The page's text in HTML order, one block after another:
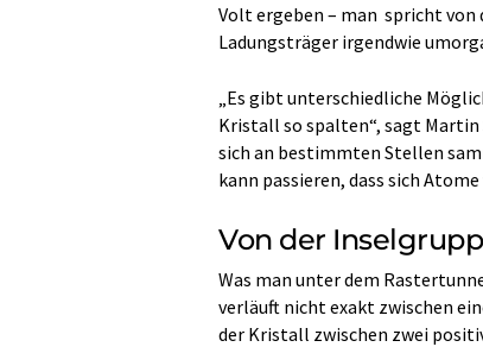
Volt ergeben – man spricht von
Ladungsträger irgendwie
„Es gibt unterschiedliche
Kristall so spalten“, sagt
sich an bestimmten Stellen
kann passieren, dass sich
Von der
Was man unter dem
verläuft nicht exakt zwischen
der Kristall zwischen zwei